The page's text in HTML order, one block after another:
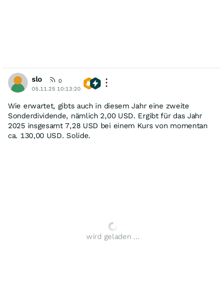
slo
0
05.11.25 10:13:20
Wie erwartet, gibts auch in diesem Jahr eine zweite
Sonderdividende, nämlich 2,00 USD. Ergibt für das Jahr
2025 insgesamt 7,28 USD bei einem Kurs von momentan
ca. 130,00 USD. Solide.
wird geladen …